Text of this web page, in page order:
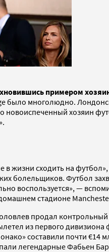
примером
было многолюдно.
хозяин
жизни сходить на
болельщиков. Футбол
воспользуется», —
стадионе
продал
из первого
составили почти
легендарные Фабьен